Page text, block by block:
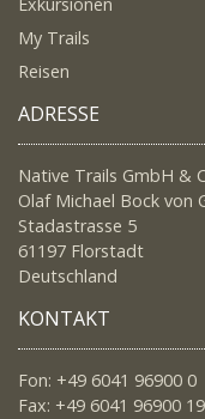
My Trails
Reisen
ADRESSE
Native Trails GmbH &
Olaf Michael Bock von
Stadastrasse 5
61197 Florstadt
Deutschland
KONTAKT
Fon: +49 6041 96900 0
Fax: +49 6041 96900